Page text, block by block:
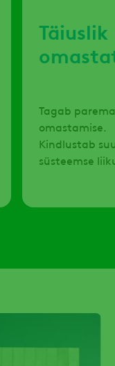
Täiuslik
Tagab
omastamise.
Kindlustab
süsteemse